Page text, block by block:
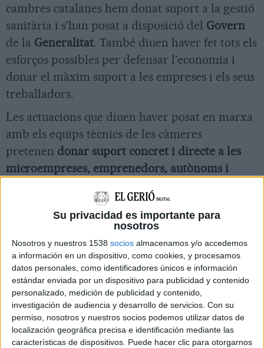
Su privacidad es importante para
nosotros
Nosotros y nuestros 1538 socios almacenamos y/o accedemos
a información en un dispositivo, como cookies, y procesamos
datos personales, como identificadores únicos e información
estándar enviada por un dispositivo para publicidad y contenido
personalizado, medición de publicidad y contenido,
investigación de audiencia y desarrollo de servicios. Con su
permiso, nosotros y nuestros socios podemos utilizar datos de
localización geográfica precisa e identificación mediante las
características de dispositivos. Puede hacer clic para otorgarnos
cambres catalanes hem donat suport a la gestió
sanitària i s'han posat a disposició del Govern
de la Generalitat. També diuen haver fet tots els
esforços possibles per defensar l'economia i
donar el màxim suport a les empreses i els seus
treballadors.
Les actuacions que diuen haver posat en marxa
amb els equips tècnics de les càmeres
pretenen donar suport concret i directe a les
microempreses, emprenedors, autònoms i
des de l’actual confinament fins a
la inicial recuperació.
També han endegat conjuntament amb moltes
empreses diversescol·laboracions en projectes
solidarisde suport per aconseguir respiradors,
mascaretes i altres necessitats urgents per als
hospitals.
Seguidament han establert un contacte